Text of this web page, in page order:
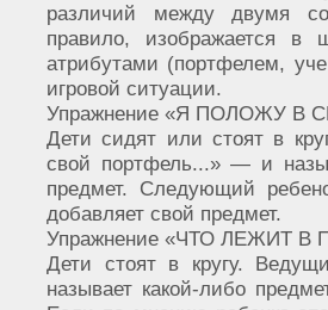
различий между двумя
правило, изображается
атрибутами (портфелем,
игровой ситуации.
Упражнение «Я ПОЛОЖУ В
Дети сидят или стоят в
свой портфель...» — и
предмет. Следующий
добавляет свой предмет.
Упражнение «ЧТО ЛЕЖИТ В
Дети стоят в кругу.
называет какой-либо